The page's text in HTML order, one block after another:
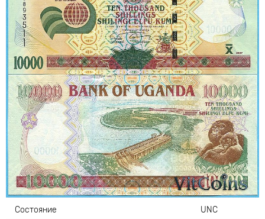
Состояние
UNC